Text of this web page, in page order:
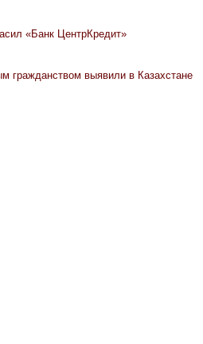
«Банк ЦентрКредит»
гражданством выявили в Казахстане